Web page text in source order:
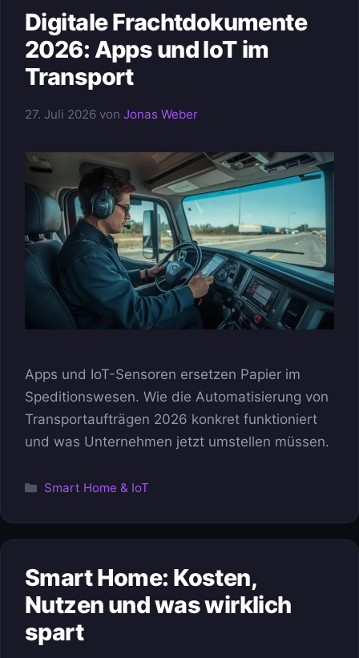
Digitale Frachtdokumente
2026: Apps und IoT im
Transport
27. Juli 2026 von Jonas Weber
Apps und IoT-Sensoren ersetzen Papier im
Speditionswesen. Wie die Automatisierung von
Transportaufträgen 2026 konkret funktioniert
und was Unternehmen jetzt umstellen müssen.
Kategorien
Smart Home & IoT
Smart Home: Kosten,
Nutzen und was wirklich
spart